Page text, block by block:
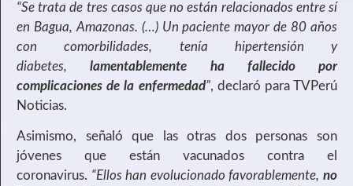
“Se trata de tres casos que no están relacionados entre sí
en Bagua, Amazonas. (…) Un paciente mayor de 80 años
con comorbilidades, tenía hipertensión y
diabetes,lamentablemente ha fallecido por
complicaciones de la enfermedad”, declaró para TVPerú
Noticias.
Asimismo, señaló que las otras dos personas son
jóvenes que están vacunados contra el
coronavirus. “Ellos han evolucionado favorablemente,no